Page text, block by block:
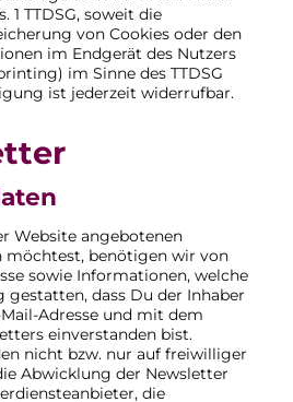
1 TTDSG, soweit die
von Cookies oder den
im Endgerät des Nutzers
im Sinne des TTDSG
ist jederzeit widerrufbar.
Website angebotenen
möchtest, benötigen wir von
sowie Informationen, welche
gestatten, dass Du der Inhaber
Adresse und mit dem
einverstanden bist.
nicht bzw. nur auf freiwilliger
Abwicklung der Newsletter
die